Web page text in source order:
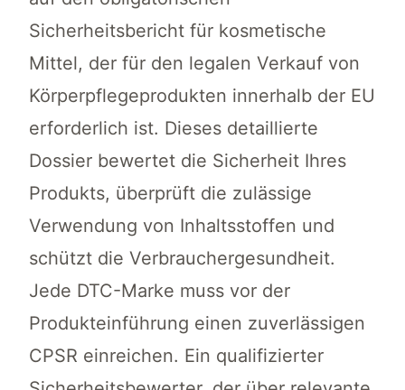
Sicherheitsbericht für kosmetische
Mittel, der für den legalen Verkauf von
Körperpflegeprodukten innerhalb der EU
erforderlich ist. Dieses detaillierte
Dossier bewertet die Sicherheit Ihres
Produkts, überprüft die zulässige
Verwendung von Inhaltsstoffen und
schützt die Verbrauchergesundheit.
Jede DTC-Marke muss vor der
Produkteinführung einen zuverlässigen
CPSR einreichen. Ein qualifizierter